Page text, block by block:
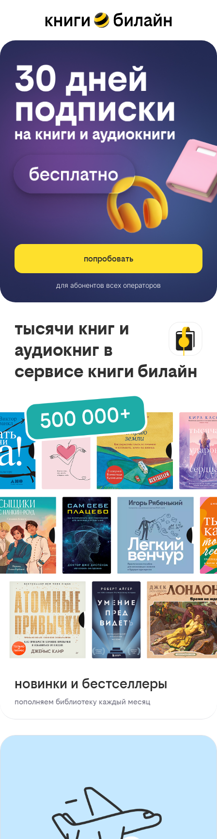
попробовать
для абонентов всех операторов
тысячи книг и
аудиокниг в
сервисе книги билайн
новинки и бестселлеры
пополняем библиотеку каждый месяц